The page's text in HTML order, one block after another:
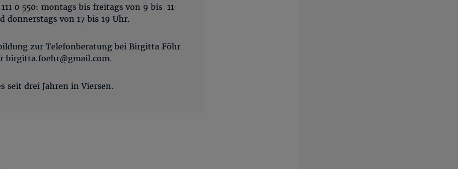
0 550: montags bis freitags von 9 bis 11
donnerstags von 17 bis 19 Uhr.
zur Telefonberatung bei Birgitta Föhr
birgitta.foehr@gmail.com.
seit drei Jahren in Viersen.